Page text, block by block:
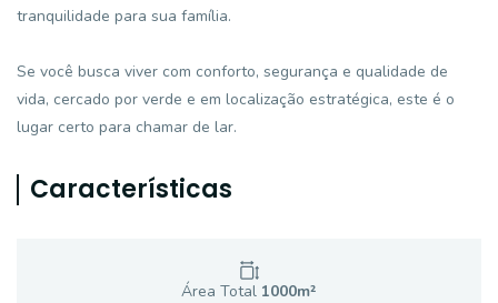
tranquilidade para sua família.
Se você busca viver com conforto, segurança e qualidade de
vida, cercado por verde e em localização estratégica, este é o
lugar certo para chamar de lar.
Características
Área Total 1000m²